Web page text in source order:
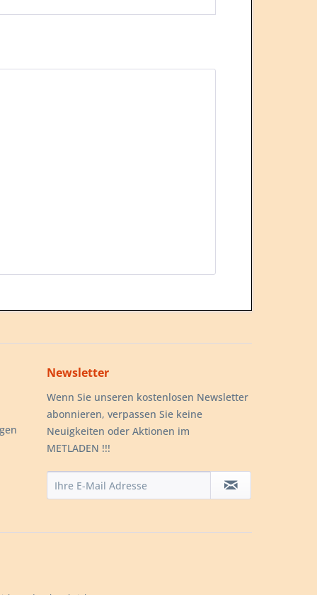
Newsletter
Wenn Sie unseren kostenlosen Newsletter
abonnieren, verpassen Sie keine
Neuigkeiten oder Aktionen im
METLADEN !!!